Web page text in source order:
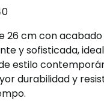
26 cm con
y sofisticada,
estilo
durabilidad y